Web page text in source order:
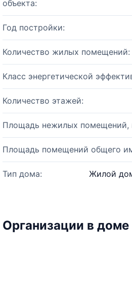
объекта:
Год постройки:
Количество жилых помещений:
Класс энергетической
Количество этажей:
Площадь нежилых помещений,
Площадь помещений общего
Тип дома: Жилой
Организации в доме